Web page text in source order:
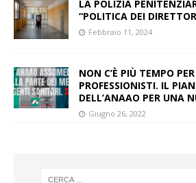
LA POLIZIA
“POLITICA DEI
Febbraio 11, 2024
NON C’È PIÙ TEMPO
PROFESSIONISTI. IL
DELL’ANAAO PER UNA
Giugno 26, 2022